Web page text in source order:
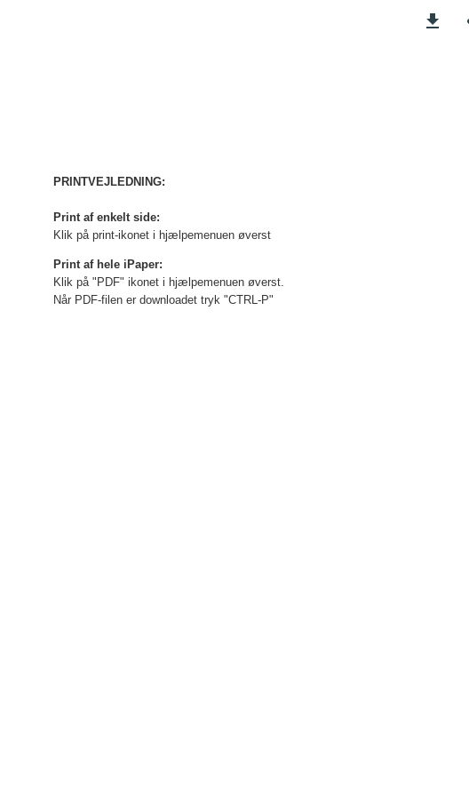
PRINTVEJLEDNING:
Print af enkelt side:
Klik på print-ikonet i hjælpemenuen øverst
Print af hele iPaper:
Klik på "PDF" ikonet i hjælpemenuen øverst.
Når PDF-filen er downloadet tryk "CTRL-P"